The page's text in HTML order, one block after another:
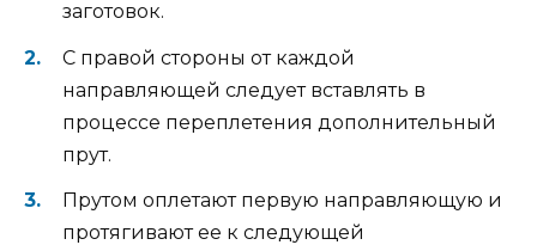
заготовок.
С правой стороны от каждой
направляющей следует вставлять в
процессе переплетения дополнительный
прут.
Прутом оплетают первую направляющую и
протягивают ее к следующей